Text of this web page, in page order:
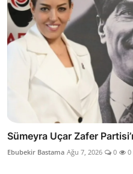
Sümeyra Uçar Zafer
Ebubekir Bastama Ağu 7, 2026 0 0